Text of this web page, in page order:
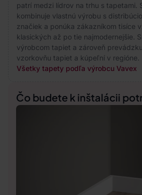
patrí medzi lídrov na trhu s tapetami.
kombinuje vlastnú výrobu s
značiek a ponúka zákazníkom tisíce
klasických až po tie najmodernejšie.
výrobcom tapiet a zároveň
vzorkovňu tapiet a kúpeľní v regióne.
Všetky tapety podľa výrobcu Vavex
Čo budete k inštalácii